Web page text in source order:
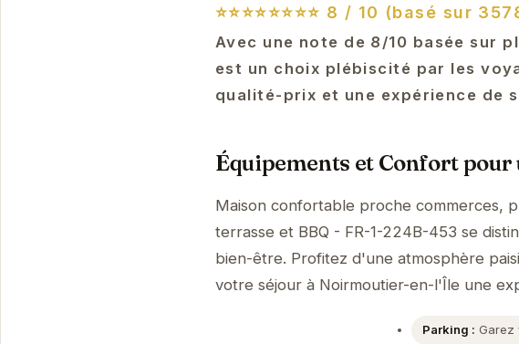
⭐⭐⭐⭐⭐⭐⭐⭐ 8 / 10 (basé sur
Avec une note de 8/10 basée sur
est un choix plébiscité par les
qualité-prix et une expérience de
Équipements et Confort
Maison confortable proche commerces,
terrasse et BBQ - FR-1-224B-453 se
bien-être. Profitez d'une atmosphère
votre séjour à Noirmoutier-en-l'Île une
Parking : Garez